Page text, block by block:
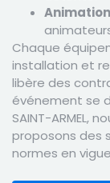
Chaque
installation et
libère des
événement se
SAINT-ARMEL,
proposons des
normes en